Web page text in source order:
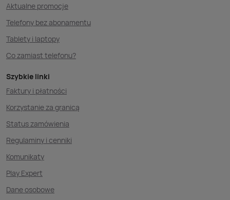
Aktualne promocje
Telefony bez abonamentu
Tablety i laptopy
Co zamiast telefonu?
Szybkie linki
Faktury i płatności
Korzystanie za granicą
Status zamówienia
Regulaminy i cenniki
Komunikaty
Play Expert
Dane osobowe